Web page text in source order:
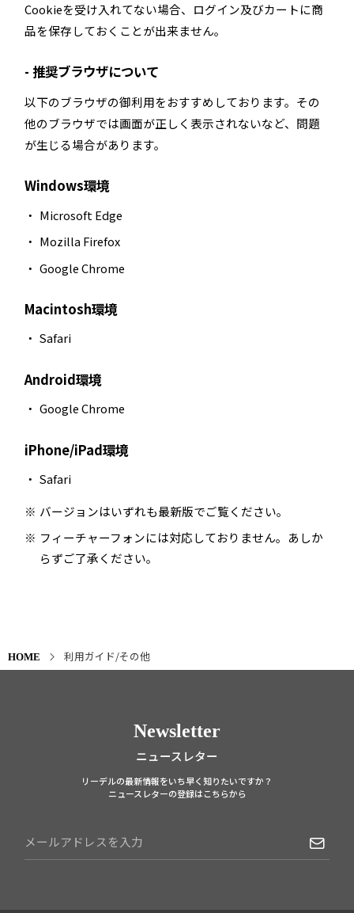
Cookieを受け入れてない場合、ログイン及びカートに商
品を保存しておくことが出来ません。
推奨ブラウザについて
以下のブラウザの御利用をおすすめしております。その
他のブラウザでは画面が正しく表示されないなど、問題
が生じる場合があります。
Windows環境
Microsoft Edge
Mozilla Firefox
Google Chrome
Macintosh環境
Safari
Android環境
Google Chrome
iPhone/iPad環境
Safari
バージョンはいずれも最新版でご覧ください。
フィーチャーフォンには対応しておりません。あしか
らずご了承ください。
HOME 利用ガイド/その他
Newsletter
ニュースレター
リーデルの最新情報をいち早く知りたいですか？
ニュースレターの登録はこちらから